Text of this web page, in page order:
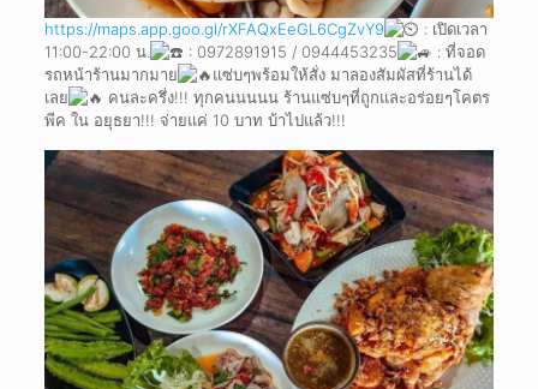
https://maps.app.goo.gl/rXFAQxEeGL6CgZvY9
: เปิดเวลา
11:00-22:00 น.
: 0972891915 / 0944453235
: ที่จอด
รถหน้าร้านมากมาย
แซ่บๆพร้อมให้สั่ง มาลองสัมผัสที่ร้านได้
เลย
คนละครึ่ง!!! ทุกคนนนนน ร้านแซ่บๆที่ถูกและอร่อยๆโคตร
พีค ใน อยุธยา!!! จ่ายแค่ 10 บาท บ้าไปแล้ว!!!